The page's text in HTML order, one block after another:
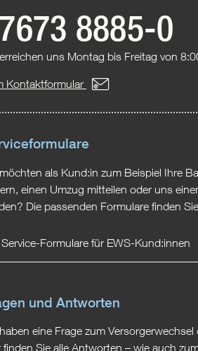
8885-0
uns Montag bis Freitag von
Kontaktformular
als Kund:in zum Beispiel Ihre
einen Umzug mitteilen oder uns
Die passenden Formulare finden
Service-Formulare für EWS-Kund:innen
und Antworten
eine Frage zum Versorgerwechsel
finden Sie alle Antworten – wie auch